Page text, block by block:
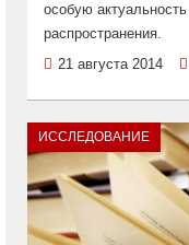
особую
распространения.
21 августа 2014
ИССЛЕДОВАНИЕ